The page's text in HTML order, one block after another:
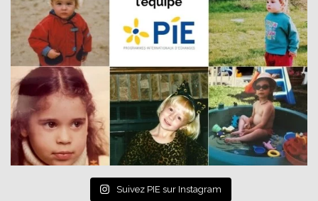
Suivez PIE sur Instagram